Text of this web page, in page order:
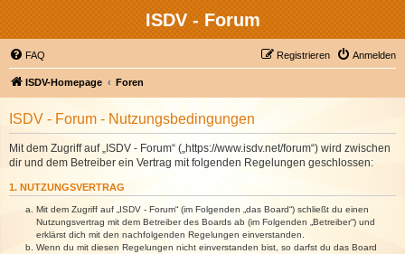
ISDV - Forum
FAQ Anmelden
Registrieren
ISDV-Homepage Foren
ISDV - Forum - Nutzungsbedingungen
Mit dem Zugriff auf „ISDV - Forum“ („https://www.isdv.net/forum“) wird zwischen
dir und dem Betreiber ein Vertrag mit folgenden Regelungen geschlossen:
1. NUTZUNGSVERTRAG
Mit dem Zugriff auf „ISDV - Forum“ (im Folgenden „das Board“) schließt du einen
Nutzungsvertrag mit dem Betreiber des Boards ab (im Folgenden „Betreiber“) und
erklärst dich mit den nachfolgenden Regelungen einverstanden.
Wenn du mit diesen Regelungen nicht einverstanden bist, so darfst du das Board